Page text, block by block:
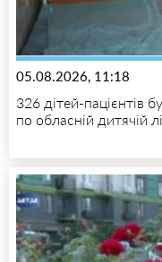
05.08.2026, 11:18
326 дітей-пацієнтів
по обласній дитячій